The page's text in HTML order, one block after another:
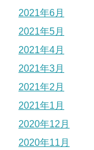
2021年6月
2021年5月
2021年4月
2021年3月
2021年2月
2021年1月
2020年12月
2020年11月